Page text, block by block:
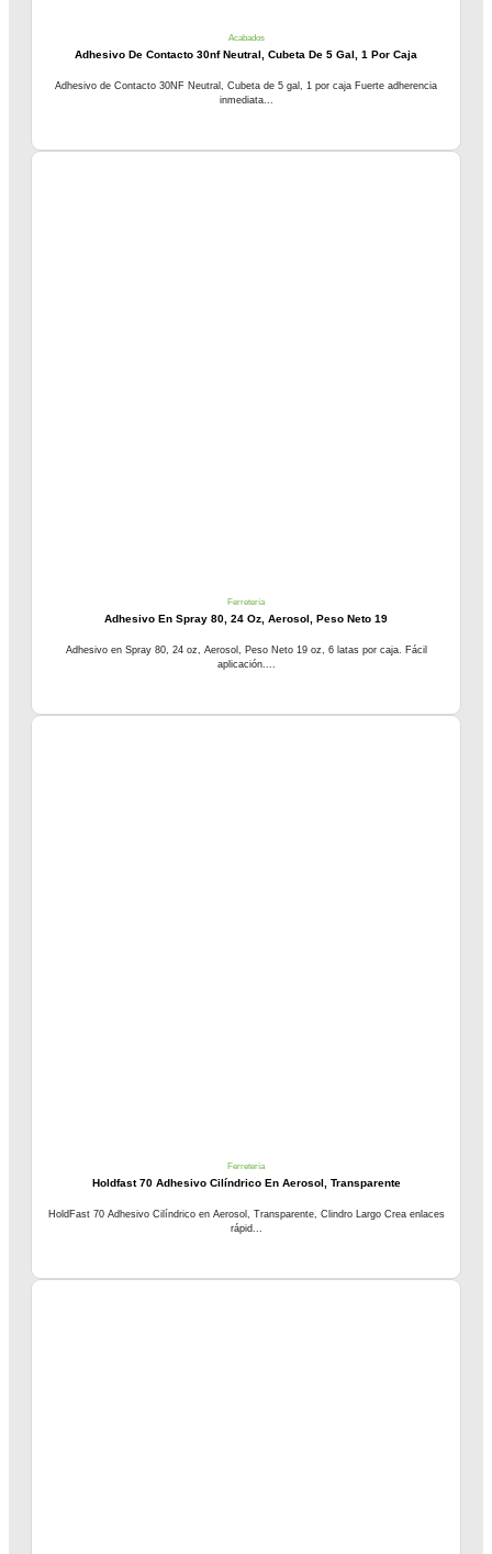
Acabados
Adhesivo De Contacto 30nf Neutral, Cubeta De 5 Gal, 1 Por Caja
Adhesivo de Contacto 30NF Neutral, Cubeta de 5 gal, 1 por caja Fuerte adherencia
inmediata...
Ferretería
Adhesivo En Spray 80, 24 Oz, Aerosol, Peso Neto 19
Adhesivo en Spray 80, 24 oz, Aerosol, Peso Neto 19 oz, 6 latas por caja. Fácil
aplicación....
Ferretería
Holdfast 70 Adhesivo Cilíndrico En Aerosol, Transparente
HoldFast 70 Adhesivo Cilíndrico en Aerosol, Transparente, Clindro Largo Crea enlaces
rápid...